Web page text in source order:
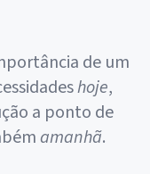
de um
hoje,
a ponto de
amanhã.